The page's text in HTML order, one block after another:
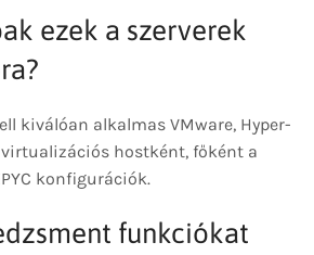
ezek a szerverek
kiválóan alkalmas VMware, Hyper-
virtualizációs hostként, főként a
konfigurációk.
funkciókat